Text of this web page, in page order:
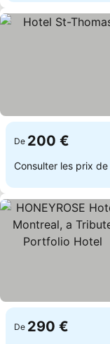
De 200 €
Consulter les prix de
De 290 €